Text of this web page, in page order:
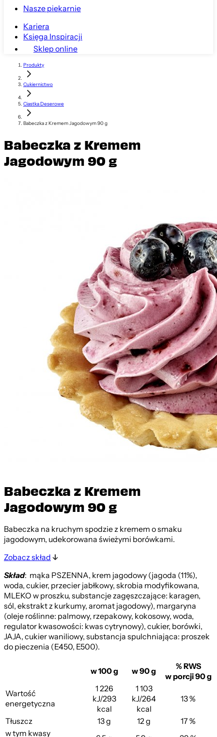
Nasze piekarnie
Kariera
Księga Inspiracji
Sklep online
Produkty
Cukiernictwo
Ciastka Deserowe
Babeczka z Kremem Jagodowym 90 g
Babeczka z Kremem
Jagodowym 90 g
Babeczka z Kremem
Jagodowym 90 g
Babeczka na kruchym spodzie z kremem o smaku
jagodowym, udekorowana świeżymi borówkami.
Zobacz skład
Skład: mąka PSZENNA, krem jagodowy (jagoda (11%),
woda, cukier, przecier jabłkowy, skrobia modyfikowana,
MLEKO w proszku, substancje zagęszczające: karagen,
sól, ekstrakt z kurkumy, aromat jagodowy), margaryna
(oleje roślinne: palmowy, rzepakowy, kokosowy, woda,
regulator kwasowości: kwas cytrynowy), cukier, borówki,
JAJA, cukier waniliowy, substancja spulchniająca: proszek
do pieczenia (E450, E500).
w 100 g w 90 g
% RWS
w porcji 90 g
Wartość
energetyczna
1 226
kJ/293
kcal
1 103
kJ/264
kcal
13 %
Tłuszcz 13 g 12 g
17 %
w tym kwasy